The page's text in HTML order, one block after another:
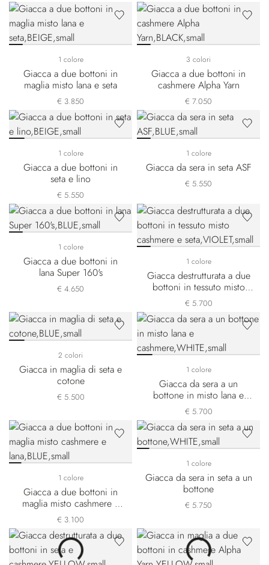
1 colore
Giacca a due bottoni in
maglia misto lana e seta
€ 3.850
3 colori
Giacca a due bottoni in
cashmere Alpha Yarn
€ 7.050
1 colore
Giacca a due bottoni in
seta e lino
€ 5.550
1 colore
Giacca da sera in seta ASF
€ 5.550
1 colore
Giacca a due bottoni in
lana Super 160's
€ 4.650
1 colore
Giacca destrutturata a due
bottoni in tessuto misto
cashmere e seta
€ 5.700
2 colori
Giacca in maglia di seta e
cotone
€ 5.500
1 colore
Giacca da sera a un
bottone in misto lana e
cashmere
€ 5.700
1 colore
Giacca a due bottoni in
maglia misto cashmere e
lana
€ 3.100
1 colore
Giacca da sera in seta a un
bottone
€ 5.750